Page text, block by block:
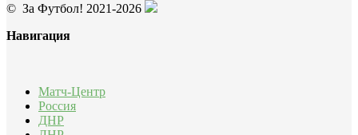
© За Футбол! 2021-2026
Навигация
Матч-Центр
Россия
ДНР